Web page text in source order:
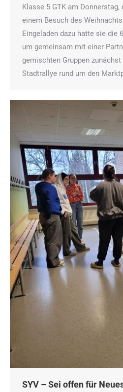
Klasse 5 GTK am Donnerstag,
einem Besuch des
Eingeladen dazu hatte sie die
um gemeinsam mit einer
gemischten Gruppen
Stadtrallye rund um den
SYV – Sei offen für